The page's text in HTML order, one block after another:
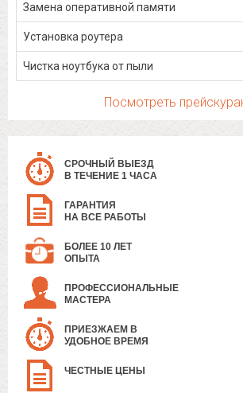
Замена оперативной памяти
Установка роутера
Чистка ноутбука от пыли
Посмотреть
СРОЧНЫЙ ВЫЕЗД
В ТЕЧЕНИЕ 1 ЧАСА
ГАРАНТИЯ
НА ВСЕ РАБОТЫ
БОЛЕЕ 10 ЛЕТ
ОПЫТА
ПРОФЕССИОНАЛЬНЫЕ
МАСТЕРА
ПРИЕЗЖАЕМ В
УДОБНОЕ ВРЕМЯ
ЧЕСТНЫЕ ЦЕНЫ